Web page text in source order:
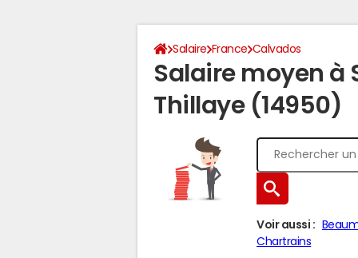
Salaire France Calvados
Salaire moyen
Thillaye (14950)
Voir aussi :
Chartrains